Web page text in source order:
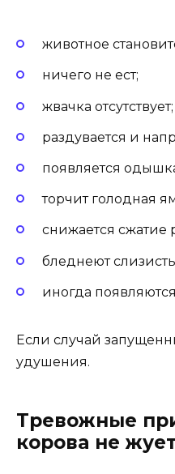
животное
ничего не ест;
жвачка отсутствует;
раздувается и
появляется
торчит голодная
снижается сжатие
бледнеют
иногда
Если случай
удушения.
Тревожные
корова не